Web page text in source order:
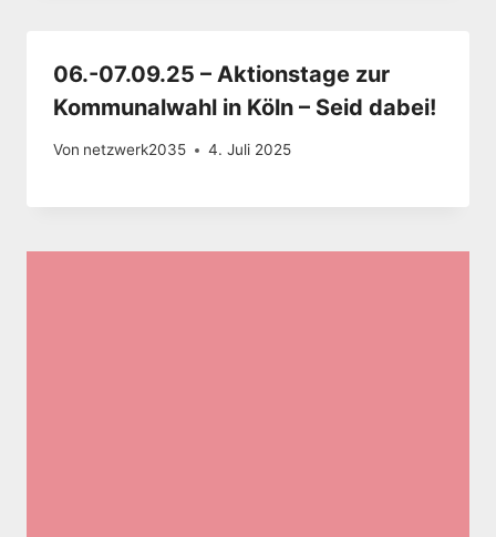
06.-07.09.25 – Aktionstage zur
Kommunalwahl in Köln – Seid dabei!
Von netzwerk2035 4. Juli 2025